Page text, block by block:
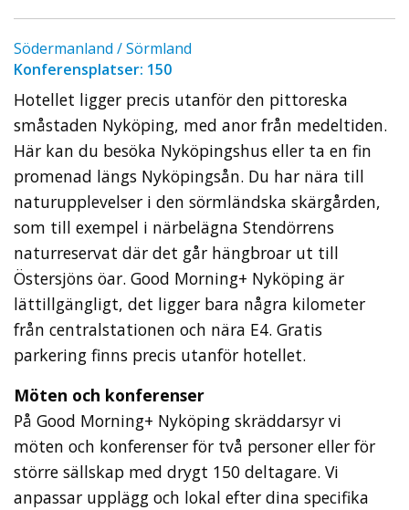
Södermanland / Sörmland
Konferensplatser: 150
Hotellet ligger precis utanför den pittoreska
småstaden Nyköping, med anor från medeltiden.
Här kan du besöka Nyköpingshus eller ta en fin
promenad längs Nyköpingsån. Du har nära till
naturupplevelser i den sörmländska skärgården,
som till exempel i närbelägna Stendörrens
naturreservat där det går hängbroar ut till
Östersjöns öar. Good Morning+ Nyköping är
lättillgängligt, det ligger bara några kilometer
från centralstationen och nära E4. Gratis
parkering finns precis utanför hotellet.
Möten och konferenser
På Good Morning+ Nyköping skräddarsyr vi
möten och konferenser för två personer eller för
större sällskap med drygt 150 deltagare. Vi
anpassar upplägg och lokal efter dina specifika